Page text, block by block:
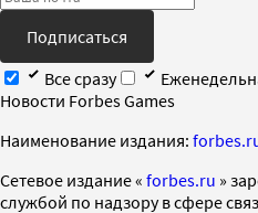
Подписаться
Все сразу
Новости Forbes Games
Наименование издания:
Cетевое издание « forbes.ru »
службой по надзору в сфере